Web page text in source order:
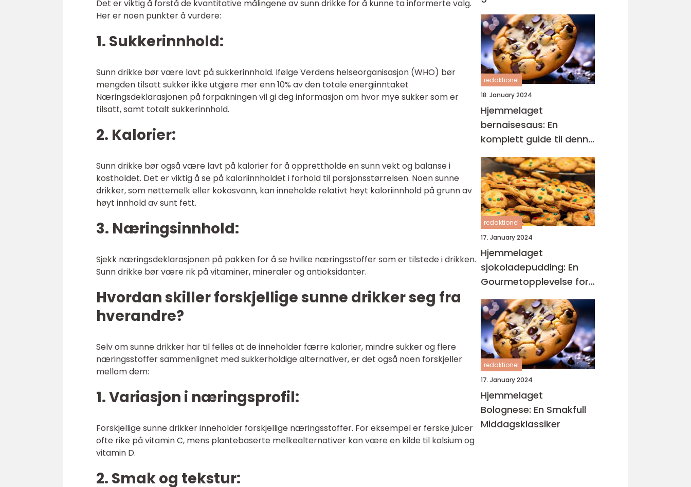
Det er viktig å forstå de kvantitative målingene av sunn drikke for å kunne ta informerte valg.
Her er noen punkter å vurdere:
1. Sukkerinnhold:
Sunn drikke bør være lavt på sukkerinnhold. Ifølge Verdens helseorganisasjon (WHO) bør
mengden tilsatt sukker ikke utgjøre mer enn 10% av den totale energiinntaket
Næringsdeklarasjonen på forpakningen vil gi deg informasjon om hvor mye sukker som er
tilsatt, samt totalt sukkerinnhold.
2. Kalorier:
Sunn drikke bør også være lavt på kalorier for å opprettholde en sunn vekt og balanse i
kostholdet. Det er viktig å se på kaloriinnholdet i forhold til porsjonsstørrelsen. Noen sunne
drikker, som nøttemelk eller kokosvann, kan inneholde relativt høyt kaloriinnhold på grunn av
høyt innhold av sunt fett.
3. Næringsinnhold:
Sjekk næringsdeklarasjonen på pakken for å se hvilke næringsstoffer som er tilstede i drikken.
Sunn drikke bør være rik på vitaminer, mineraler og antioksidanter.
Hvordan skiller forskjellige sunne drikker seg fra
hverandre?
Selv om sunne drikker har til felles at de inneholder færre kalorier, mindre sukker og flere
næringsstoffer sammenlignet med sukkerholdige alternativer, er det også noen forskjeller
mellom dem:
1. Variasjon i næringsprofil:
Forskjellige sunne drikker inneholder forskjellige næringsstoffer. For eksempel er ferske juicer
ofte rike på vitamin C, mens plantebaserte melkealternativer kan være en kilde til kalsium og
vitamin D.
2. Smak og tekstur:
redaktionel
18. January 2024
Hjemmelaget
bernaisesaus: En
komplett guide til denne
klassikeren
redaktionel
17. January 2024
Hjemmelaget
sjokoladepudding: En
Gourmetopplevelse for
Sjokoladeelskere
redaktionel
17. January 2024
Hjemmelaget
Bolognese: En Smakfull
Middagsklassiker